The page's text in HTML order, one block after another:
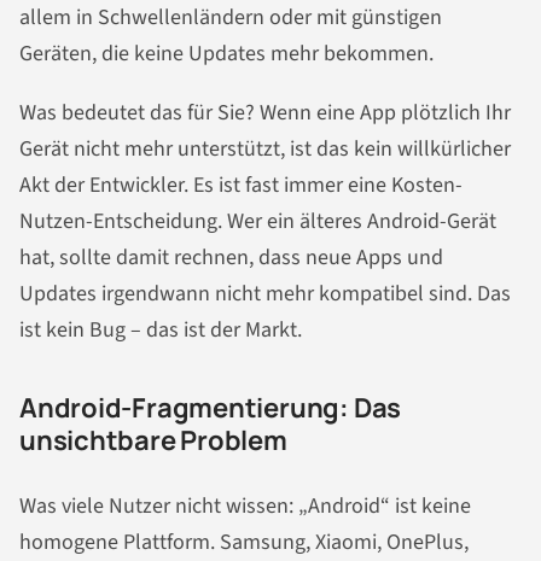
allem in Schwellenländern oder mit günstigen
Geräten, die keine Updates mehr bekommen.
Was bedeutet das für Sie? Wenn eine App plötzlich Ihr
Gerät nicht mehr unterstützt, ist das kein willkürlicher
Akt der Entwickler. Es ist fast immer eine Kosten-
Nutzen-Entscheidung. Wer ein älteres Android-Gerät
hat, sollte damit rechnen, dass neue Apps und
Updates irgendwann nicht mehr kompatibel sind. Das
ist kein Bug – das ist der Markt.
Android-Fragmentierung: Das
unsichtbare Problem
Was viele Nutzer nicht wissen: „Android“ ist keine
homogene Plattform. Samsung, Xiaomi, OnePlus,